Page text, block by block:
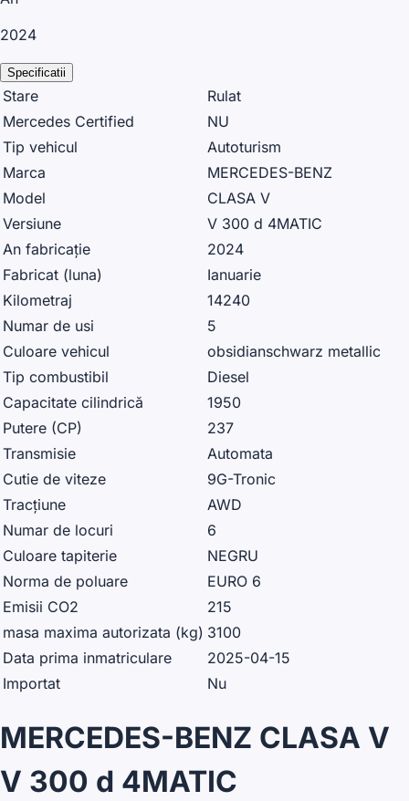
2024
Specificatii
Stare
Rulat
Mercedes Certified
NU
Tip vehicul
Autoturism
Marca
MERCEDES-BENZ
Model
CLASA V
Versiune
V 300 d 4MATIC
An fabricație
2024
Fabricat (luna)
Ianuarie
Kilometraj
14240
Numar de usi
5
Culoare vehicul
obsidianschwarz metallic
Tip combustibil
Diesel
Capacitate cilindrică
1950
Putere (CP)
237
Transmisie
Automata
Cutie de viteze
9G-Tronic
Tracțiune
AWD
Numar de locuri
6
Culoare tapiterie
NEGRU
Norma de poluare
EURO 6
Emisii CO2
215
masa maxima autorizata (kg) 3100
Data prima inmatriculare
2025-04-15
Importat
Nu
MERCEDES-BENZ CLASA V
V 300 d 4MATIC